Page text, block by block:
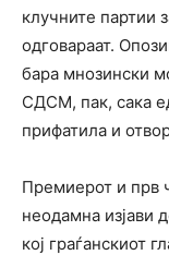
клучните партии
одговараат.
бара мнозински
СДСМ, пак, сака
прифатила и
Премиерот и прв
неодамна изјави
кој граѓанскиот